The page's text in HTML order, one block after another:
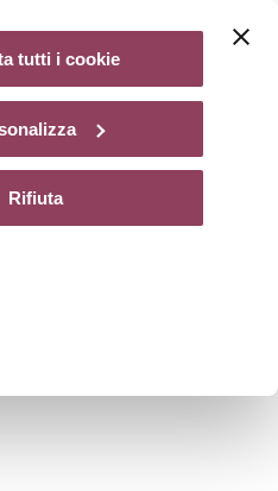
tutti i cookie
Rifiuta
al carrello